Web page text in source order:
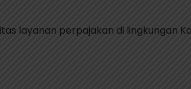
layanan perpajakan di lingkungan